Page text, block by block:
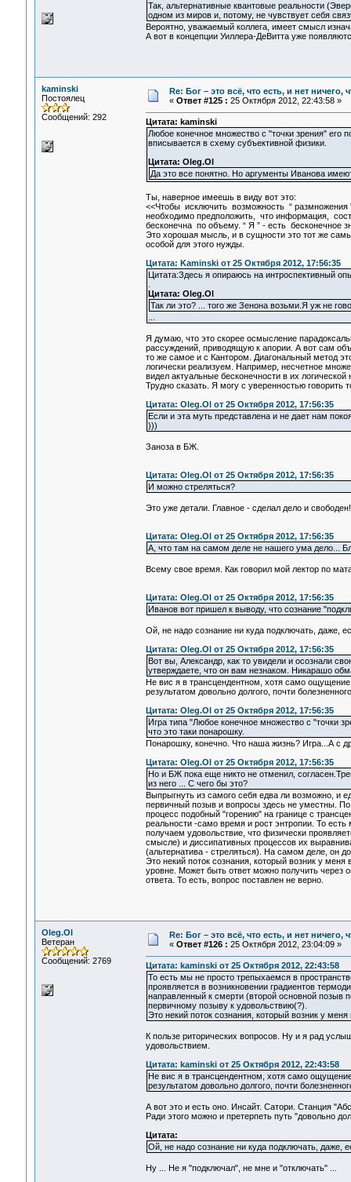
Так, альтернативные квантовые реальности
одном из миров и, потому, не чувствует себя
Вероятно, уважаемый коллега, имеет смысл
А вот в концепции Уиллера-ДеВитта уже
kaminski
Постоялец
Сообщений: 292
Re: Бог – это всё, что есть, и нет
« Ответ #125 : 25 Октября 2012, 22:43:58 »
Цитата: kaminski
Любое конечное множество с "точки зрения" его
вписывается в схему субъективной физики.
Цитата: Oleg.Ol
Да это все понятно. Но аргументы Иванова
Ты, наверное имеешь в виду вот это:
<<Чтобы исключить возможность “ размножения
необходимо предположить, что информация,
бесконечна по объему. “ Я ” - есть бесконечное
Это хорошая мысль, и в сущности это тот же
особой для этого нужды.
Цитата: Kaminski от 25 Октября 2012, 17:56:35
Цитата:Здесь я опираюсь на интроспективный
Цитата: Oleg.Ol
Так ли это? ... того же Зенона возьми.Я уж не
Я думаю, что это скорее осмысление
рассуждений, приводящую к апории. А вот сам
то же самое и с Кантором. Диагональный метод
логически реализуем. Например, несчетное
видел актуальные бесконечности в их
Трудно сказать. Я могу с уверенностью говорить
Цитата: Oleg.Ol от 25 Октября 2012, 17:56:35
Если и эта муть представлена и не дает нам
)))
Заноза в БЖ.
Цитата: Oleg.Ol от 25 Октября 2012, 17:56:35
И можно стреляться?
Это уже детали. Главное - сделал дело и свободен!
Цитата: Oleg.Ol от 25 Октября 2012, 17:56:35
А, что там на самом деле не нашего ума дело...
Всему свое время. Как говорил мой лектор по
Цитата: Oleg.Ol от 25 Октября 2012, 17:56:35
Иванов вот пришел к выводу, что сознание
Ой, не надо сознание ни куда подключать, даже,
Цитата: Oleg.Ol от 25 Октября 2012, 17:56:35
Вот вы, Александр, как то увидели и осознали
утверждаете, что он вам незнаком. Никарашо
Не вис я в трансцендентном, хотя само
результатом довольно долгого, почти
Цитата: Oleg.Ol от 25 Октября 2012, 17:56:35
Игра типа "Любое конечное множество с "точки
что это таки понарошку.
Понарошку, конечно. Что наша жизнь? Игра...А с
Цитата: Oleg.Ol от 25 Октября 2012, 17:56:35
Но и БЖ пока еще никто не отменил,
из него ... С чего бы это?
Выпрыгнуть из самого себя едва ли возможно, и
первичный позыв и вопросы здесь не уместны.
процесс подобный "горению" на границе с
реальности -само время и рост энтропии. То
получаем удовольствие, что физически
смысле) и диссипативных процессов их
(альтернатива - стреляться). На самом деле, он
Это некий поток сознания, который возник у
уровне. Может быть ответ можно получить через
ответа. То есть, вопрос поставлен не верно.
Oleg.Ol
Ветеран
Сообщений: 2769
Re: Бог – это всё, что есть, и нет
« Ответ #126 : 25 Октября 2012, 23:04:09 »
Цитата: kaminski от 25 Октября 2012, 22:43:58
То есть мы не просто трепыхаемся в
проявляется в возникновении градиентов
направленный к смерти (второй основной позыв
первичному позыву к удовольствию(?).
Это некий поток сознания, который возник у
К пользе риторических вопросов. Ну и я рад
удовольствием.
Цитата: kaminski от 25 Октября 2012, 22:43:58
Не вис я в трансцендентном, хотя само
результатом довольно долгого, почти
А вот это и есть оно. Инсайт. Сатори. Станция
Ради этого можно и претерпеть путь "довольно
Цитата:
Ой, не надо сознание ни куда подключать, даже,
Ну ... Не я "подключал", не мне и "отключать" ...